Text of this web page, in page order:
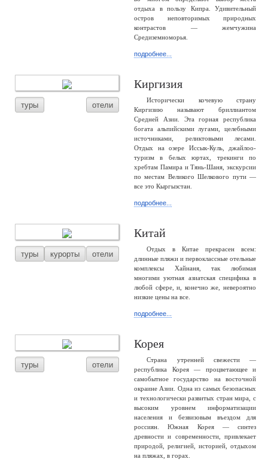
отдыха в пользу Кипра. Удивительный
остров неповторимых природных
контрастов — жемчужина
Средиземноморья.
подробнее...
туры отели
Киргизия
Исторически кочевую страну
Киргизию называют бриллиантом
Средней Азии. Эта горная республика
богата альпийскими лугами, целебными
источниками, реликтовыми лесами.
Отдых на озере Иссык-Куль, джайлоо-
туризм в белых юртах, трекинги по
хребтам Памира и Тянь-Шаня, экскурсии
по местам Великого Шелкового пути —
все это Кыргызстан.
подробнее...
туры курорты отели
Китай
Отдых в Китае прекрасен всем:
длинные пляжи и первоклассные отельные
комплексы Хайнаня, так любимая
многими уютная азиатская специфика в
любой сфере, и, конечно же, невероятно
низкие цены на все.
подробнее...
туры отели
Корея
Страна утренней свежести —
республика Корея — процветающее и
самобытное государство на восточной
окраине Азии. Одна из самых безопасных
и технологически развитых стран мира, с
высоким уровнем информатизации
населения и безвизовым въездом для
россиян. Южная Корея — синтез
древности и современности, привлекает
природой, религией, историей, отдыхом
на пляжах, в горах.